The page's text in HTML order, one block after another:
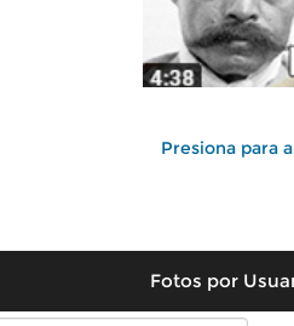
Presiona para
Fotos por